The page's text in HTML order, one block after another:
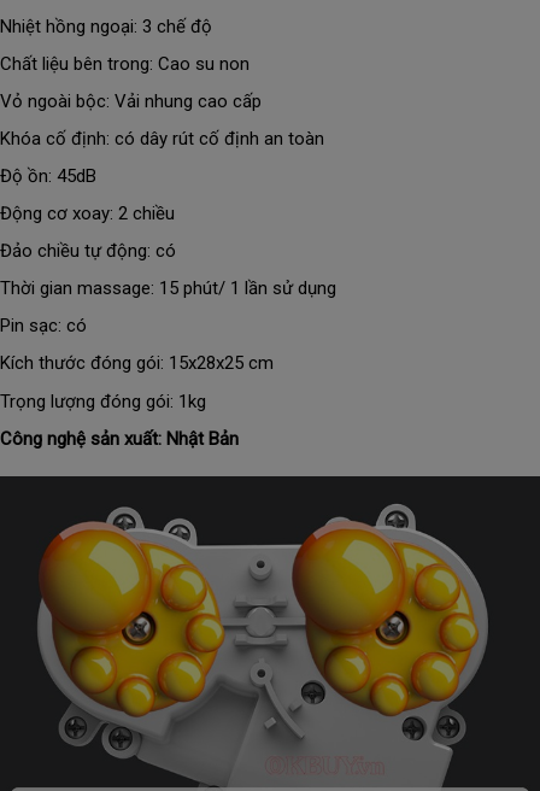
Nhiệt hồng ngoại: 3 chế độ
Chất liệu bên trong: Cao su non
Vỏ ngoài bộc: Vải nhung cao cấp
Khóa cố định: có dây rút cố định an toàn
Độ ồn: 45dB
Động cơ xoay: 2 chiều
Đảo chiều tự động: có
Thời gian massage: 15 phút/ 1 lần sử dụng
Pin sạc: có
Kích thước đóng gói: 15x28x25 cm
Trọng lượng đóng gói: 1kg
Công nghệ sản xuất: Nhật Bản